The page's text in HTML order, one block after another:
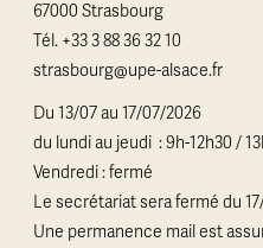
67000 Strasbourg
Tél. +33 3 88 36 32 10
strasbourg@upe-alsace.fr
Du 13/07 au 17/07/2026
du lundi au jeudi : 9h-12h30 /
Vendredi : fermé
Le secrétariat sera fermé du
Une permanence mail est